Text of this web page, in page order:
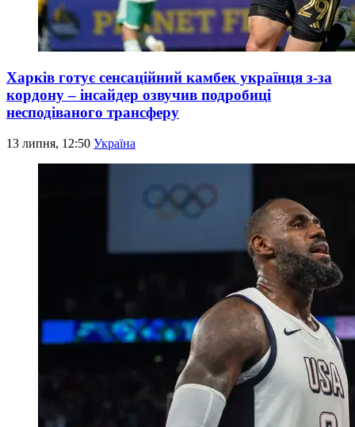
Харків готує сенсаційний камбек українця з-за
кордону – інсайдер озвучив подробиці
несподіваного трансферу
13 липня, 12:50 Україна